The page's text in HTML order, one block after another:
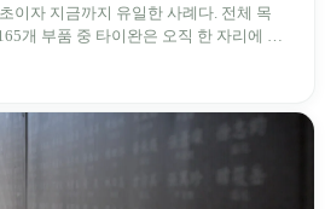
이자 지금까지 유일한 사례다. 전체 목
개 부품 중 타이완은 오직 한 자리에 불
당 소속 상원의원 4명이 《타이완을 위
이 너무 느려 미국 스스로가 입법을 통해
. 타이완에서 46년간 원격 조종 장난감
가 오하이오주에 두 번째 공장을 건설할